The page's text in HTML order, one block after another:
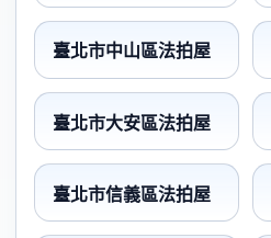
臺北市中山區法拍屋
臺北市大安區法拍屋
臺北市信義區法拍屋